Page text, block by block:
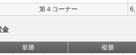
第４コーナー
金
単勝
複勝